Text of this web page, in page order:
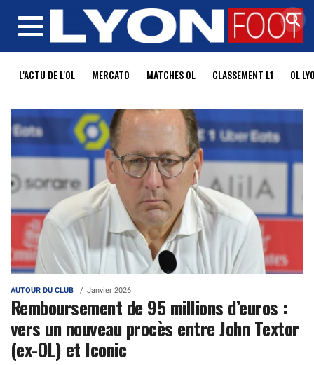
MENU
L'ACTU DE L'OL MERCATO MATCHES OL CLASSEMENT L1 OL
AUTOUR DU CLUB Janvier 2026
Remboursement de 95 millions d’euros :
vers un nouveau procès entre John Textor
(ex-OL) et Iconic